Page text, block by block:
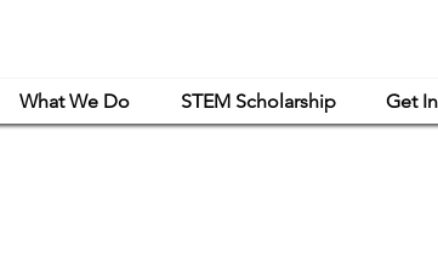
What We Do STEM Scholarship Get